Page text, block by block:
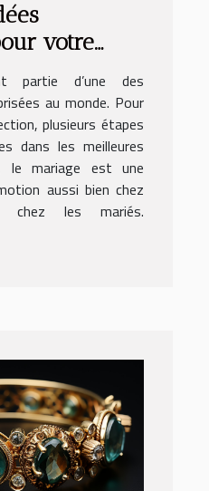
votre
partie d’une des
au monde. Pour
plusieurs étapes
dans les meilleures
le mariage est une
aussi bien chez
chez les mariés.